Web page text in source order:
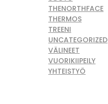
THENORTHFACE
THERMOS
TREENI
UNCATEGORIZED
VÄLINEET
VUORIKIIPEILY
YHTEISTYÖ